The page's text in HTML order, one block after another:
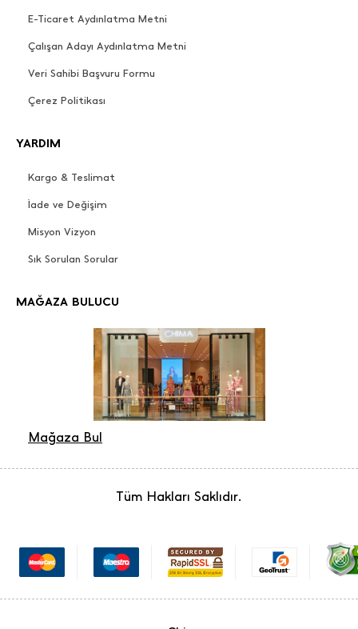
E-Ticaret Aydınlatma Metni
Çalışan Adayı Aydınlatma Metni
Veri Sahibi Başvuru Formu
Çerez Politikası
YARDIM
Kargo & Teslimat
İade ve Değişim
Misyon Vizyon
Sık Sorulan Sorular
MAĞAZA BULUCU
Mağaza Bul
Tüm Hakları Saklıdır.